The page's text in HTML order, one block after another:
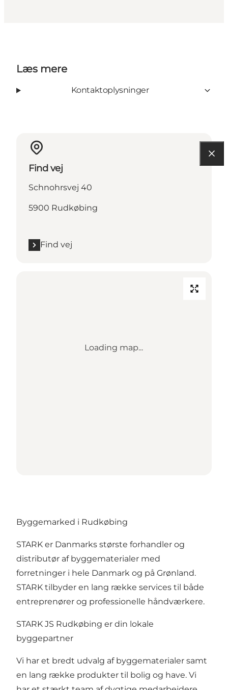
Læs mere
Kontaktoplysninger
Find vej
Schnohrsvej 40
5900 Rudkøbing
Find vej
Loading map...
Byggemarked i Rudkøbing
STARK er Danmarks største forhandler og
distributør af byggematerialer med
forretninger i hele Danmark og på Grønland.
STARK tilbyder en lang række services til både
entreprenører og professionelle håndværkere.
STARK JS Rudkøbing er din lokale
byggepartner
Vi har et bredt udvalg af byggematerialer samt
en lang række produkter til bolig og have. Vi